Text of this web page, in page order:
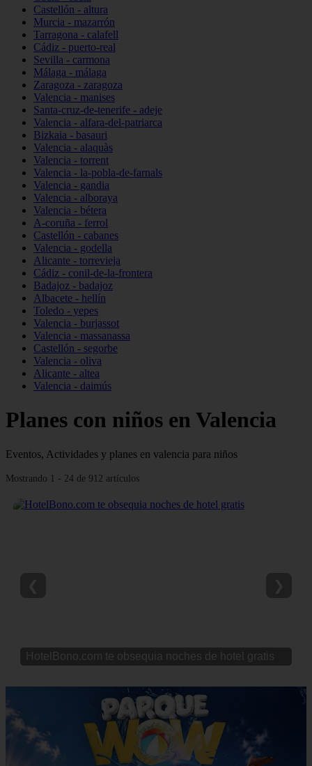
Castellón - altura
Murcia - mazarrón
Tarragona - calafell
Cádiz - puerto-real
Sevilla - carmona
Málaga - málaga
Zaragoza - zaragoza
Valencia - manises
Santa-cruz-de-tenerife - adeje
Valencia - alfara-del-patriarca
Bizkaia - basauri
Valencia - alaquàs
Valencia - torrent
Valencia - la-pobla-de-farnals
Valencia - gandia
Valencia - alboraya
Valencia - bétera
A-coruña - ferrol
Castellón - cabanes
Valencia - godella
Alicante - torrevieja
Cádiz - conil-de-la-frontera
Badajoz - badajoz
Albacete - hellín
Toledo - yepes
Valencia - burjassot
Valencia - massanassa
Castellón - segorbe
Valencia - oliva
Alicante - altea
Valencia - daimús
Planes con niños en Valencia
Eventos, Actividades y planes en valencia para niños
Mostrando 1 - 24 de 912 artículos
HotelBono.com te obsequia noches de hotel gratis